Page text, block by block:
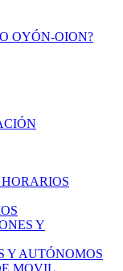
OYÓN-OION?
Y
Y AUTÓNOMOS
MOVIL,